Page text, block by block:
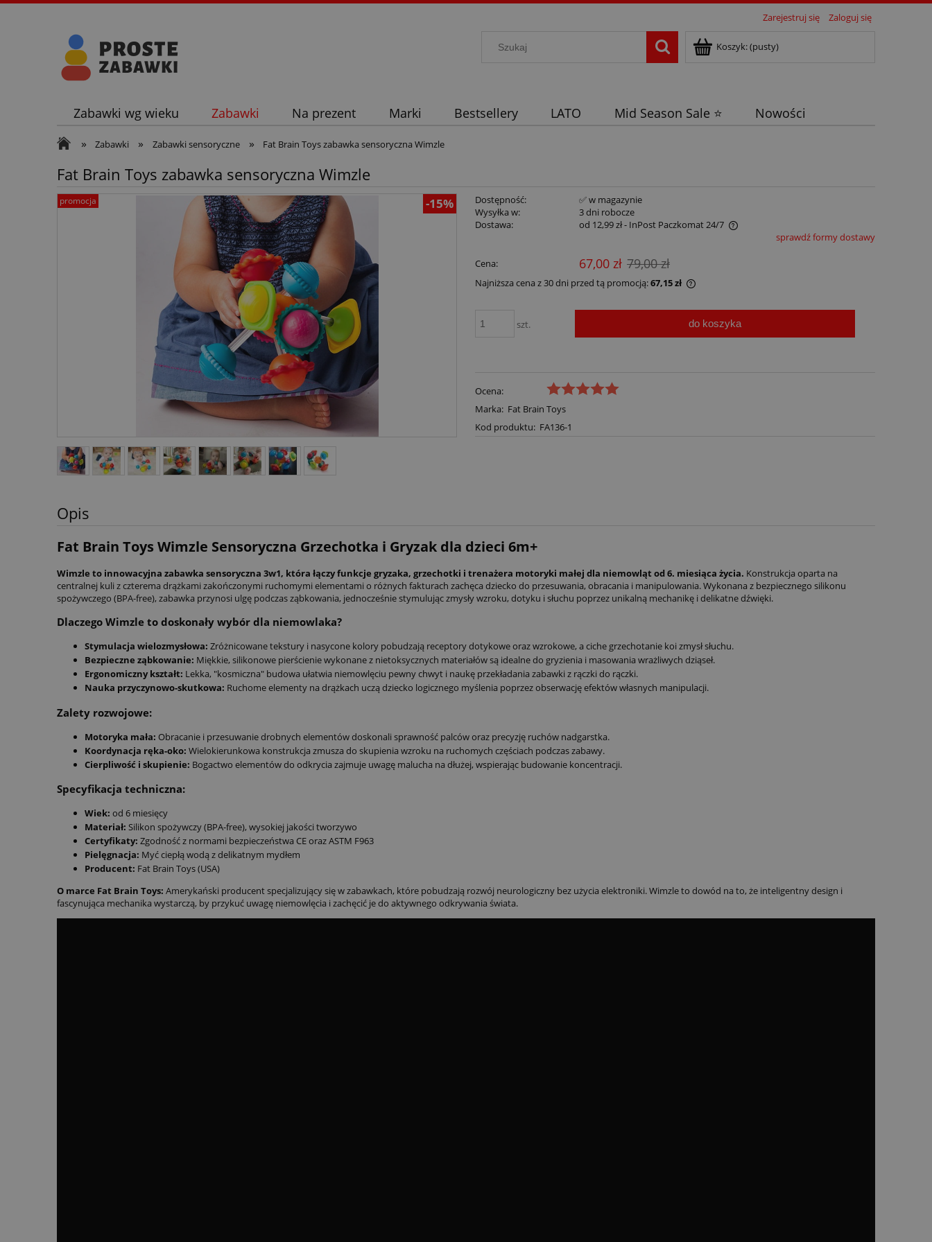
Zarejestruj się Zaloguj się
Koszyk:(pusty)
Zabawki wg wieku Zabawki Na prezent Marki Bestsellery LATO Mid Season Sale ⭐ Nowości
» Zabawki » Zabawki sensoryczne » Fat Brain Toys zabawka sensoryczna Wimzle
Fat Brain Toys zabawka sensoryczna Wimzle
promocja -15% Dostępność:
✅ w magazynie
Wysyłka w:
3 dni robocze
Dostawa:
od 12,99 zł- InPost Paczkomat 24/7
sprawdź formy dostawy
Cena: 67,00 zł 79,00 zł
Najniższa cena z 30 dni przed tą promocją:67,15 zł
szt. do koszyka
Ocena:
Marka: Fat Brain Toys
Kod produktu: FA136-1
Opis
Fat Brain Toys Wimzle Sensoryczna Grzechotka i Gryzak dla dzieci 6m+
Wimzle to innowacyjna zabawka sensoryczna 3w1, która łączy funkcje gryzaka, grzechotki i trenażera motoryki małej dla niemowląt od 6. miesiąca życia. Konstrukcja oparta na
centralnej kuli z czterema drążkami zakończonymi ruchomymi elementami o różnych fakturach zachęca dziecko do przesuwania, obracania i manipulowania. Wykonana z bezpiecznego silikonu
spożywczego (BPA-free), zabawka przynosi ulgę podczas ząbkowania, jednocześnie stymulując zmysły wzroku, dotyku i słuchu poprzez unikalną mechanikę i delikatne dźwięki.
Dlaczego Wimzle to doskonały wybór dla niemowlaka?
Stymulacja wielozmysłowa: Zróżnicowane tekstury i nasycone kolory pobudzają receptory dotykowe oraz wzrokowe, a ciche grzechotanie koi zmysł słuchu.
Bezpieczne ząbkowanie: Miękkie, silikonowe pierścienie wykonane z nietoksycznych materiałów są idealne do gryzienia i masowania wrażliwych dziąseł.
Ergonomiczny kształt: Lekka, "kosmiczna" budowa ułatwia niemowlęciu pewny chwyt i naukę przekładania zabawki z rączki do rączki.
Nauka przyczynowo-skutkowa: Ruchome elementy na drążkach uczą dziecko logicznego myślenia poprzez obserwację efektów własnych manipulacji.
Zalety rozwojowe:
Motoryka mała: Obracanie i przesuwanie drobnych elementów doskonali sprawność palców oraz precyzję ruchów nadgarstka.
Koordynacja ręka-oko: Wielokierunkowa konstrukcja zmusza do skupienia wzroku na ruchomych częściach podczas zabawy.
Cierpliwość i skupienie: Bogactwo elementów do odkrycia zajmuje uwagę malucha na dłużej, wspierając budowanie koncentracji.
Specyfikacja techniczna:
Wiek: od 6 miesięcy
Materiał: Silikon spożywczy (BPA-free), wysokiej jakości tworzywo
Certyfikaty: Zgodność z normami bezpieczeństwa CE oraz ASTM F963
Pielęgnacja: Myć ciepłą wodą z delikatnym mydłem
Producent: Fat Brain Toys (USA)
O marce Fat Brain Toys: Amerykański producent specjalizujący się w zabawkach, które pobudzają rozwój neurologiczny bez użycia elektroniki. Wimzle to dowód na to, że inteligentny design i
fascynująca mechanika wystarczą, by przykuć uwagę niemowlęcia i zachęcić je do aktywnego odkrywania świata.